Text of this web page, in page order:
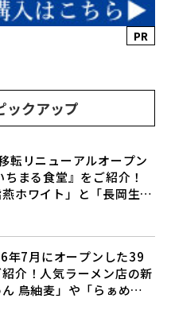
PR
ックアップ
転リニューアルオープン
まる食堂』をご紹介！
ホワイト」と「長岡生姜
べに行こう♪
年7月にオープンした39
介！人気ラーメン店の新
鳥紬麦」や「らぁめん
盛りだくさん♪